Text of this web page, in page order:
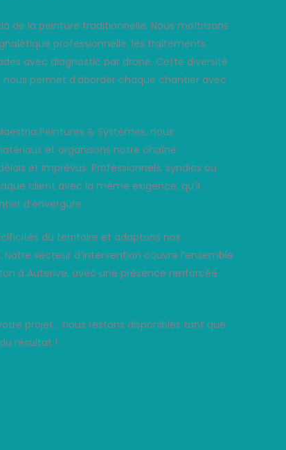
de la peinture traditionnelle. Nous maîtrisons
professionnelle, les traitements
avec diagnostic par drone. Cette diversité
permet d’aborder chaque chantier avec
Peintures & Systèmes, nous
et organisons notre chaîne
et imprévus. Professionnels, syndics ou
client avec la même exigence, qu’il
d’envergure.
du territoire et adaptons nos
secteur d’intervention couvre l’ensemble
à Auterive, avec une présence renforcée
projet… nous restons disponibles tant que
résultat !